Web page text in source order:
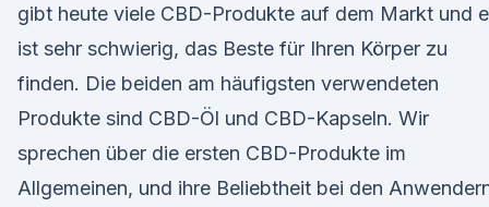
gibt heute viele CBD-Produkte auf dem Markt und
ist sehr schwierig, das Beste für Ihren Körper zu
finden. Die beiden am häufigsten verwendeten
Produkte sind CBD-Öl und CBD-Kapseln. Wir
sprechen über die ersten CBD-Produkte im
Allgemeinen, und ihre Beliebtheit bei den